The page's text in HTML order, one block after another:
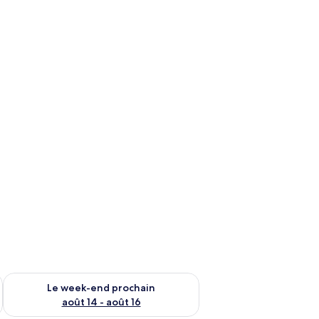
août 7 - août 9
Le week-end prochain
août 14 - août 16
Vérifier la disponibilité pour le week-end prochain août 14 -